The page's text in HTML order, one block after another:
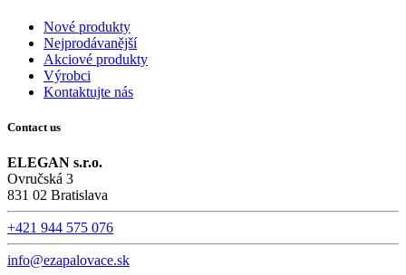
Nové produkty
Nejprodávanější
Akciové produkty
Výrobci
Kontaktujte nás
Contact us
ELEGAN s.r.o.
Ovručská 3
831 02 Bratislava
+421 944 575 076
info@ezapalovace.sk